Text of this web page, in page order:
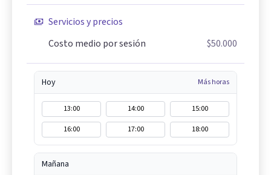
Servicios y precios
Costo medio por sesión
$50.000
Hoy Más horas
13:00 14:00
15:00
16:00
17:00 18:00
Mañana